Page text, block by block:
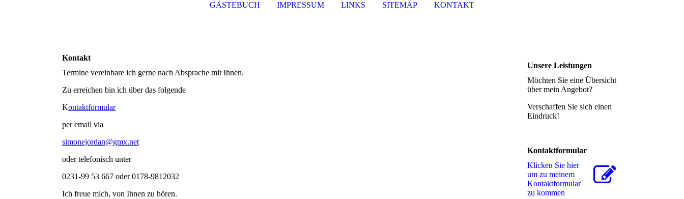
GÄSTEBUCH IMPRESSUM LINKS SITEMAP KONTAKT
Kontakt
Termine vereinbare ich gerne nach Absprache mit Ihnen.
Zu erreichen bin ich über das folgende
Kontaktformular
per email via
simonejordan@gmx.net
oder telefonisch unter
0231-99 53 667 oder 0178-9812032
Ich freue mich, von Ihnen zu hören.
Unsere Leistungen
Möchten Sie eine Übersicht
über mein Angebot?
Verschaffen Sie sich einen
Eindruck!
Kontaktformular
Klicken Sie hier
um zu meinem
Kon­takt­for­mu­lar
zu kommen